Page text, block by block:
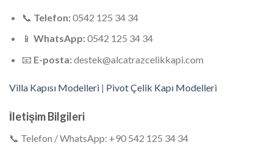
📞 Telefon:0542 125 34 34
📱 WhatsApp:0542 125 34 34
📧 E-posta:destek@alcatrazcelikkapi.com
Villa Kapısı Modelleri | Pivot Çelik Kapı Modelleri
İletişim Bilgileri
📞 Telefon / WhatsApp: +90 542 125 34 34